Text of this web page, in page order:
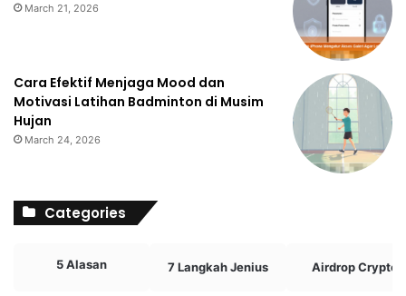
March 21, 2026
Cara Efektif Menjaga Mood dan
Motivasi Latihan Badminton di Musim
Hujan
March 24, 2026
Categories
5 Alasan 7 Langkah Jenius Airdrop Crypto